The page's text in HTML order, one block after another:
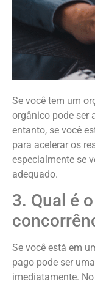
Se você tem um
orgânico pode ser
entanto, se você
para acelerar os
especialmente se
adequado.
3. Qual é
Se você está em
pago pode ser
imediatamente.